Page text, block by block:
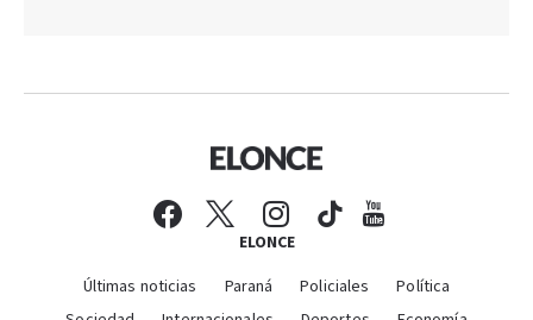
ELONCE
Últimas noticias Paraná Policiales
Política